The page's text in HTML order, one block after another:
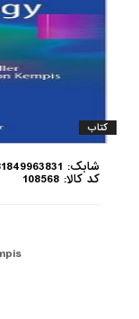
کتاب
شابک: 9781849963831
کد کالا: 108568